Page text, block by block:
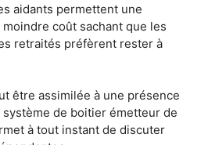
aidants permettent une
coût sachant que les
retraités préfèrent rester à
être assimilée à une présence
de boitier émetteur de
à tout instant de discuter